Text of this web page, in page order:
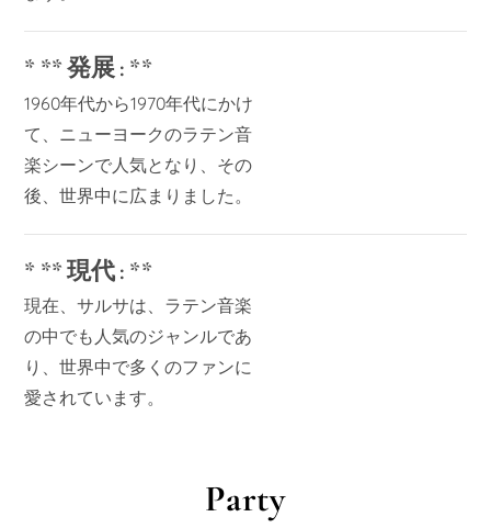
* ** 発展 : **
1960年代から1970年代にかけ
て、ニューヨークのラテン音
楽シーンで人気となり、その
後、世界中に広まりました。
* ** 現代 : **
現在、サルサは、ラテン音楽
の中でも人気のジャンルであ
り、世界中で多くのファンに
愛されています。
Party